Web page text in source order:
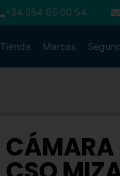
+34 954 65 60 54
Tienda Marcas
CÁMARA